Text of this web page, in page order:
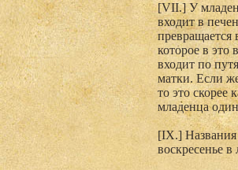
[VII.] У
входит в
превращается
которое в это
входит по
матки. Если
то это скорее
младенца
[IХ.] Названия
воскресенье в